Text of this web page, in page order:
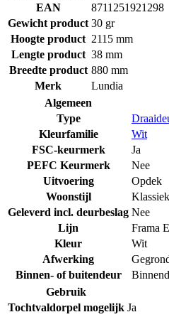
EAN
8711251921298
Gewicht product 30 gr
Hoogte product 2115 mm
Lengte product 38 mm
Breedte product 880 mm
Merk
Lundia
Algemeen
Type
Kleurfamilie
Wit
FSC-keurmerk
Ja
PEFC Keurmerk
Nee
Uitvoering
Opdek
Woonstijl
Klassiek
Geleverd incl. deurbeslag Nee
Lijn
Frama
Kleur
Wit
Afwerking
Binnen- of buitendeur
Gebruik
Tochtvaldorpel mogelijk Ja